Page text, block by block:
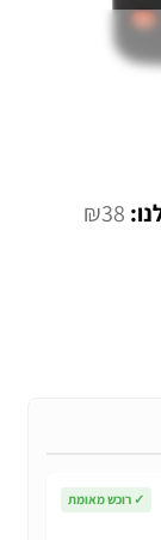
₪38 המחיר
✓ רוכש מאומת